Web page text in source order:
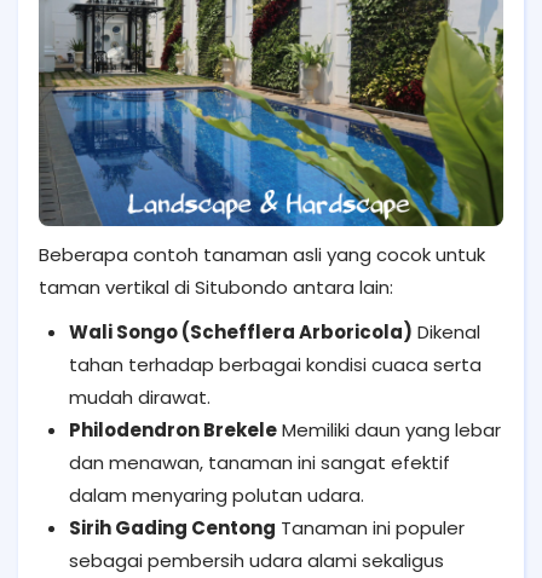
Beberapa contoh tanaman asli yang cocok untuk
taman vertikal di Situbondo antara lain:
Wali Songo (Schefflera Arboricola) Dikenal
tahan terhadap berbagai kondisi cuaca serta
mudah dirawat.
Philodendron BrekeleMemiliki daun yang lebar
dan menawan, tanaman ini sangat efektif
dalam menyaring polutan udara.
Sirih Gading Centong Tanaman ini populer
sebagai pembersih udara alami sekaligus